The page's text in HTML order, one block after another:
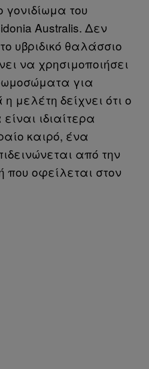
του
Australis. Δεν
υβριδικό θαλάσσιο
να χρησιμοποιήσει
για
μελέτη δείχνει ότι ο
ιδιαίτερα
καιρό, ένα
από την
που οφείλεται στον